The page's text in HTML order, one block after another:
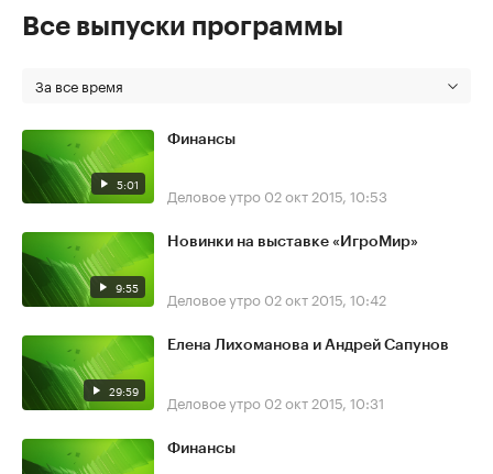
Все выпуски программы
За все время
5:01
Финансы
Деловое утро 02 окт 2015, 10:53
9:55
Новинки на выставке «ИгроМир»
Деловое утро 02 окт 2015, 10:42
29:59
Елена Лихоманова и Андрей Сапунов
Деловое утро 02 окт 2015, 10:31
Финансы